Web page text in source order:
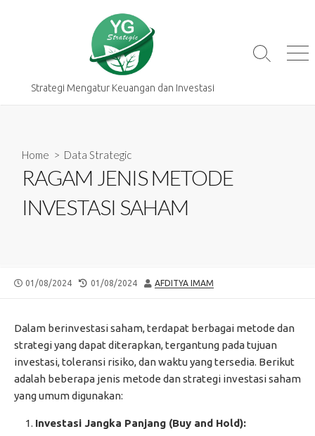
Strategi Mengatur Keuangan dan Investasi
Search
Home > Data Strategic
RAGAM JENIS METODE
INVESTASI SAHAM
PUBLISHED
01/08/2024
LAST
01/08/2024 AUTHOR
AFDITYA IMAM
Dalam berinvestasi saham, terdapat berbagai metode dan
strategi yang dapat diterapkan, tergantung pada tujuan
investasi, toleransi risiko, dan waktu yang tersedia. Berikut
adalah beberapa jenis metode dan strategi investasi saham
yang umum digunakan:
Investasi Jangka Panjang (Buy and Hold):